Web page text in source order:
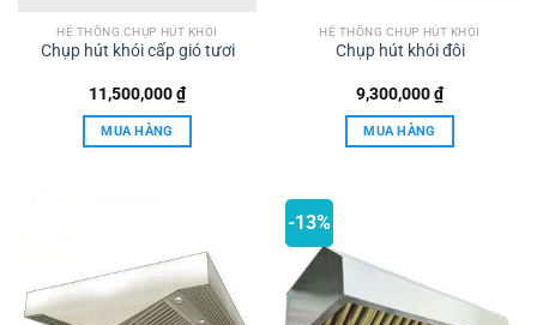
HỆ THỐNG CHỤP HÚT KHÓI
Chụp hút khói cấp gió tươi
11,500,000₫
MUA HÀNG
HỆ THỐNG CHỤP HÚT KHÓI
Chụp hút khói đôi
9,300,000₫
MUA HÀNG
-13%